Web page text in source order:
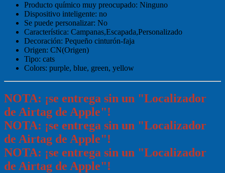
Producto químico muy preocupado: Ninguno
Dispositivo inteligente: no
Se puede personalizar: No
Característica: Campanas,Escapada,Personalizado
Decoración: Pequeño cinturón-faja
Origen: CN(Origen)
Tipo: cats
Colors: purple, blue, green, yellow
NOTA: ¡se entrega sin un "Localizador
de Airtag de Apple"!
NOTA: ¡se entrega sin un "Localizador
de Airtag de Apple"!
NOTA: ¡se entrega sin un "Localizador
de Airtag de Apple"!